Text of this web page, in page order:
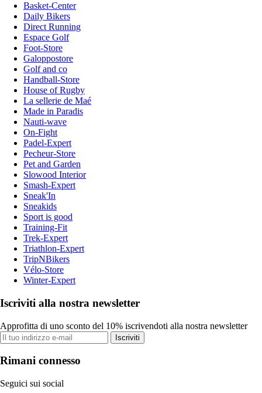
Basket-Center
Daily Bikers
Direct Running
Espace Golf
Foot-Store
Galoppostore
Golf and co
Handball-Store
House of Rugby
La sellerie de Maé
Made in Paradis
Nauti-wave
On-Fight
Padel-Expert
Pecheur-Store
Pet and Garden
Slowood Interior
Smash-Expert
Sneak'In
Sneakids
Sport is good
Training-Fit
Trek-Expert
Triathlon-Expert
TripNBikers
Vélo-Store
Winter-Expert
Iscriviti alla nostra newsletter
Approfitta di uno sconto del 10% iscrivendoti alla nostra newsletter
Iscriviti
Rimani connesso
Seguici sui social